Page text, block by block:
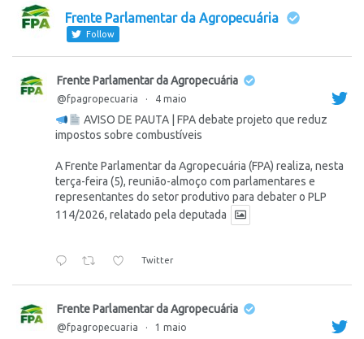
Frente Parlamentar da Agropecuária
Follow
Frente Parlamentar da Agropecuária
@fpagropecuaria · 4 maio
AVISO DE PAUTA | FPA debate projeto que reduz
impostos sobre combustíveis
A Frente Parlamentar da Agropecuária (FPA) realiza, nesta
terça-feira (5), reunião-almoço com parlamentares e
representantes do setor produtivo para debater o PLP
114/2026, relatado pela deputada
Twitter
Frente Parlamentar da Agropecuária
@fpagropecuaria · 1 maio